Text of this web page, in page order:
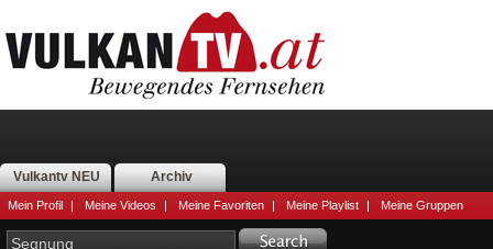
Vulkantv NEU Archiv
Mein Profil | Meine Videos | Meine Favoriten | Meine Playlist | Meine Gruppen